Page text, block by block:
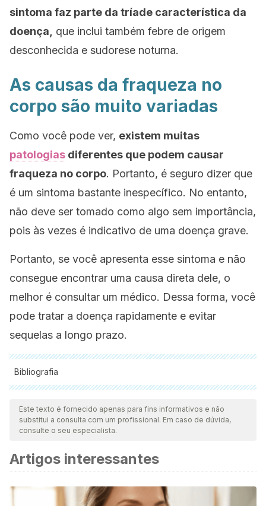
sintoma faz parte da tríade característica da
doença,
que inclui também febre de origem
desconhecida e sudorese noturna.
As causas da fraqueza no
corpo são muito variadas
Como você pode ver, existem muitas
patologias diferentes que podem causar
fraqueza no corpo. Portanto, é seguro dizer que
é um sintoma bastante inespecífico. No entanto,
não deve ser tomado como algo sem importância,
pois às vezes é indicativo de uma doença grave.
Portanto, se você apresenta esse sintoma e não
consegue encontrar uma causa direta dele, o
melhor é consultar um médico. Dessa forma, você
pode tratar a doença rapidamente e evitar
sequelas a longo prazo.
Bibliografia
Todas as fontes citadas foram minuciosamente revisadas por
nossa equipe para garantir sua qualidade, confiabilidade,
atualidade e validade. A bibliografia deste artigo foi
cientificamente.
Ayuso T., Jericó I.. Urgencias en patología neuromuscular.
Anales Sis San Navarra. 2008; 31:115-126.
Este texto é fornecido apenas para fins informativos e não
substitui a consulta com um profissional. Em caso de dúvida,
consulte o seu especialista.
Artigos interessantes